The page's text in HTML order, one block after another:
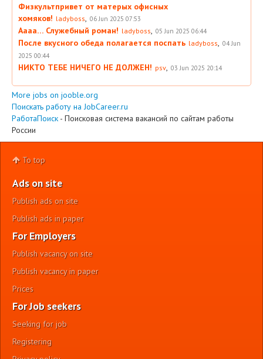
Физкультпривет от матерых офисных
хомяков! ladyboss 06 Jun 2025 07:53
Аааа… Служебный роман! ladyboss 05 Jun 2025 06:44
После вкусного обеда полагается поспать ladyboss
04 Jun
2025 00:44
НИКТО ТЕБЕ НИЧЕГО НЕ ДОЛЖЕН! psv 03 Jun 2025 20:14
More jobs on jooble.org
Поискать работу на JobCareer.ru
РаботаПоиск - Поисковая система вакансий по сайтам работы
России
To top
Ads on site
Publish ads on site
Publish ads in paper
For Employers
Publish vacancy on site
Publish vacancy in paper
Prices
For Job seekers
Seeking for job
Registering